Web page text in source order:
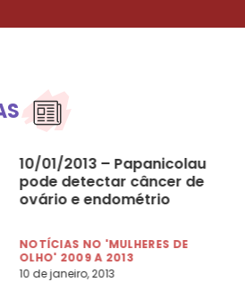
10/01/2013 – Papanicolau
pode detectar câncer de
ovário e endométrio
NOTÍCIAS NO 'MULHERES DE
OLHO' 2009 A 2013
10 de janeiro, 2013